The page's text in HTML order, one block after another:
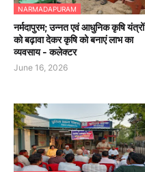
NARMADAPURAM
नर्मदापुरम; उन्नत एवं आधुनिक कृषि यंत्रों
को बढ़ावा देकर कृषि को बनाएं लाभ का
व्यवसाय - कलेक्टर
June 16, 2026